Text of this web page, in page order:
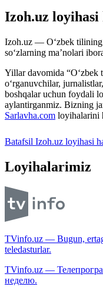
Izoh.uz loyihasi
Izoh.uz — O‘zbek tilining
so‘zlarning ma’nolari
Yillar davomida “O‘zbek
o‘rganuvchilar,
boshqalar uchun foydali
aylantirganmiz. Bizning
Sarlavha.com loyihalarini
Batafsil Izoh.uz loyihasi
Loyihalarimiz
TVinfo.uz — Bugun,
teledasturlar.
TVinfo.uz —
неделю.